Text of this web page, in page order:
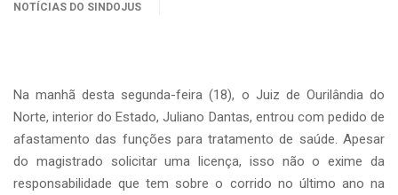
NOTÍCIAS DO SINDOJUS
Na manhã desta segunda-feira (18), o Juiz de Ourilândia do
Norte, interior do Estado, Juliano Dantas, entrou com pedido de
afastamento das funções para tratamento de saúde. Apesar
do magistrado solicitar uma licença, isso não o exime da
responsabilidade que tem sobre o corrido no último ano na